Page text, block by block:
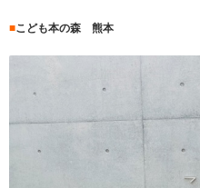
■こども本の森 熊本